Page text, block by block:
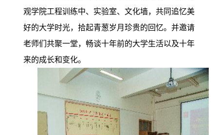
观学院工程训练中、实验室、文化墙，共同追忆美
好的大学时光，拾起青葱岁月珍贵的回忆。并邀请
老师们共聚一堂，畅谈十年前的大学生活以及十年
来的成长和变化。